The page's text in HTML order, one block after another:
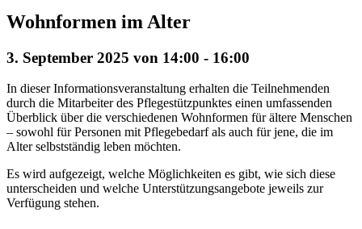
Wohnformen im Alter
3. September 2025 von 14:00 - 16:00
In dieser Informationsveranstaltung erhalten die Teilnehmenden
durch die Mitarbeiter des Pflegestützpunktes einen umfassenden
Überblick über die verschiedenen Wohnformen für ältere Menschen
– sowohl für Personen mit Pflegebedarf als auch für jene, die im
Alter selbstständig leben möchten.
Es wird aufgezeigt, welche Möglichkeiten es gibt, wie sich diese
unterscheiden und welche Unterstützungsangebote jeweils zur
Verfügung stehen.